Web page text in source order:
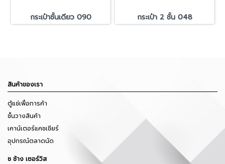
กระเป๋าชั้นเดียว 090 กระเป๋า 2 ชั้น 048
สินค้าของเรา
ตู้แช่เพื่อการค้า
ชั้นวางสินค้า
เคาน์เตอร์แคชเชียร์
อุปกรณ์ตลาดนัด
ช ช้าง เซอร์วิส